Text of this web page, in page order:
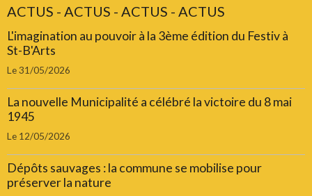
ACTUS - ACTUS - ACTUS - ACTUS
L'imagination au pouvoir à la 3ème édition du Festiv à
St-B'Arts
Le 31/05/2026
La nouvelle Municipalité a célébré la victoire du 8 mai
1945
Le 12/05/2026
Dépôts sauvages : la commune se mobilise pour
préserver la nature